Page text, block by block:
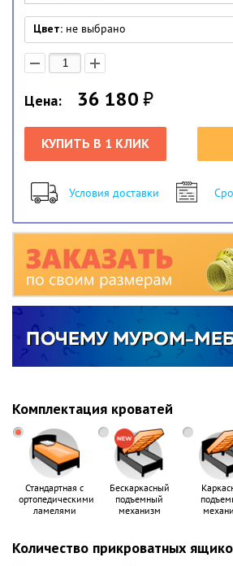
Цвет: не выбрано
Цена: 36 180₽
КУПИТЬ В 1 КЛИК
Условия доставки
Комплектация кроватей
Стандартная с
ортопедическими
ламелями
Бескаркасный
подъемный
механизм
Количество прикроватных